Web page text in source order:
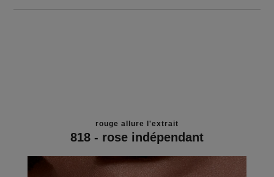
rouge allure l'extrait
818 - rose indépendant